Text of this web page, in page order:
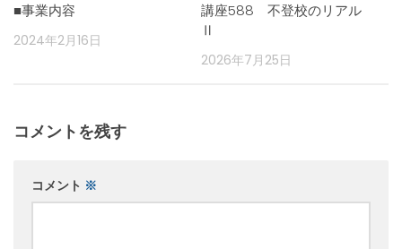
■事業内容
2024年2月16日
講座588 不登校のリアル
Ⅱ
2026年7月25日
コメントを残す
コメント ※